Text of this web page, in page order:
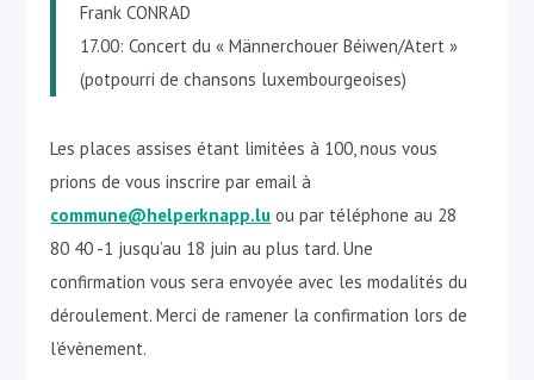
Frank CONRAD
17.00: Concert du « Männerchouer Béiwen/Atert »
(potpourri de chansons luxembourgeoises)
Les places assises étant limitées à 100, nous vous
prions de vous inscrire par email à
commune@helperknapp.lu ou par téléphone au 28
80 40 -1 jusqu’au 18 juin au plus tard. Une
confirmation vous sera envoyée avec les modalités du
déroulement. Merci de ramener la confirmation lors de
l’évènement.